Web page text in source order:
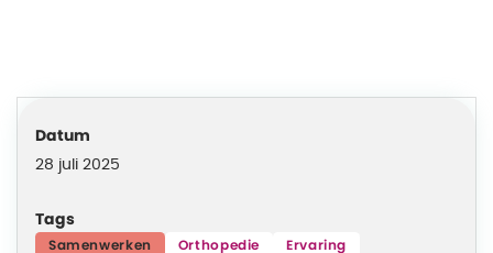
Datum
28 juli 2025
Tags
Samenwerken Orthopedie
Ervaring